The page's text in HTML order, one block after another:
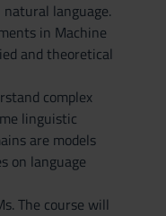
language.
in Machine
and theoretical
complex
linguistic
are models
on language
The course will